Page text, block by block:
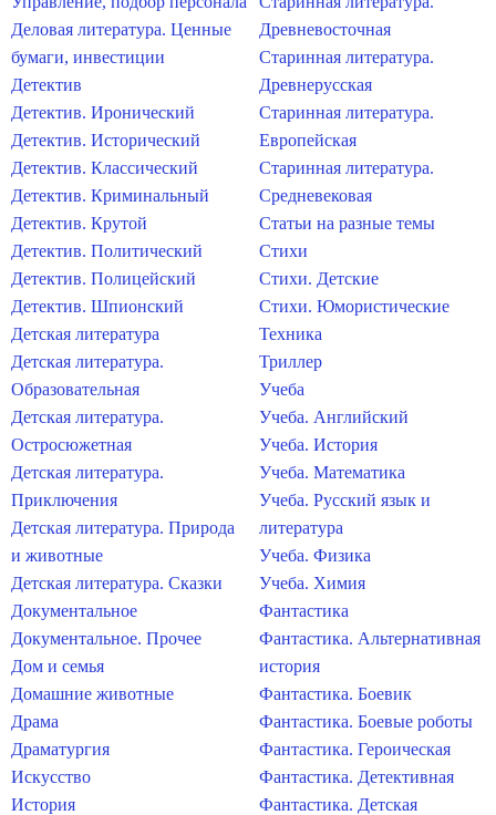
Деловая литература. Ценные
бумаги, инвестиции
Детектив
Детектив. Иронический
Детектив. Исторический
Детектив. Классический
Детектив. Криминальный
Детектив. Крутой
Детектив. Политический
Детектив. Полицейский
Детектив. Шпионский
Детская литература
Детская литература.
Образовательная
Детская литература.
Остросюжетная
Детская литература.
Приключения
Детская литература. Природа
и животные
Детская литература. Сказки
Документальное
Документальное. Прочее
Дом и семья
Домашние животные
Драма
Драматургия
Искусство
История
Древневосточная
Старинная литература.
Древнерусская
Старинная литература.
Европейская
Старинная литература.
Средневековая
Статьи на разные темы
Стихи
Стихи. Детские
Стихи. Юмористические
Техника
Триллер
Учеба
Учеба. Английский
Учеба. История
Учеба. Математика
Учеба. Русский язык и
литература
Учеба. Физика
Учеба. Химия
Фантастика
Фантастика. Альтернативная
история
Фантастика. Боевик
Фантастика. Боевые роботы
Фантастика. Героическая
Фантастика. Детективная
Фантастика. Детская